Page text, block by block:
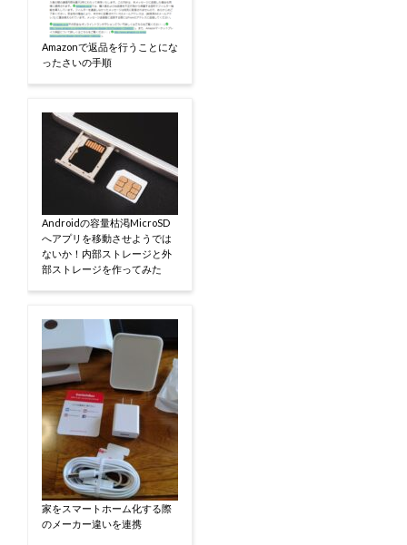
Amazonで返品を行うことにな
ったさいの手順
Androidの容量枯渇MicroSD
へアプリを移動させようでは
ないか！内部ストレージと外
部ストレージを作ってみた
家をスマートホーム化する際
のメーカー違いを連携